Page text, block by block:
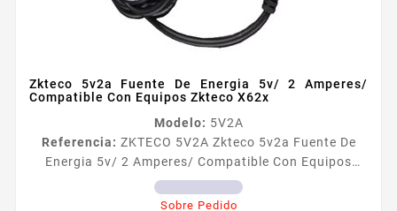
Zkteco 5v2a Fuente De Energia 5v/ 2 Amperes/
Compatible Con Equipos Zkteco X62x
Modelo: 5V2A
Referencia: ZKTECO 5V2A Zkteco 5v2a Fuente De
Energia 5v/ 2 Amperes/ Compatible Con Equipos
Zkteco X62x Información general Se denomina
Fuente de energia transformador o eliminador de
Sobre Pedido